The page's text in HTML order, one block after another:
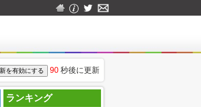
90秒後に更新
ランキング